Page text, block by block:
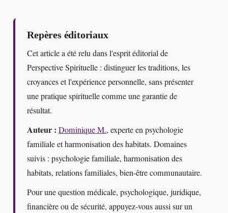
Repères éditoriaux
Cet article a été relu dans l'esprit éditorial de
Perspective Spirituelle : distinguer les traditions, les
croyances et l'expérience personnelle, sans présenter
une pratique spirituelle comme une garantie de
résultat.
Auteur : Dominique M., experte en psychologie
familiale et harmonisation des habitats. Domaines
suivis : psychologie familiale, harmonisation des
habitats, relations familiales, bien-être communautaire.
Pour une question médicale, psychologique, juridique,
financière ou de sécurité, appuyez-vous aussi sur un